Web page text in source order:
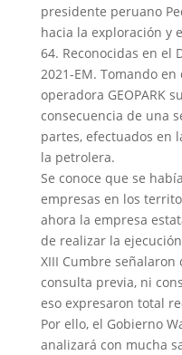
presidente peruano
hacia la exploración y
64. Reconocidas en el
2021-EM. Tomando
operadora GEOPARK
consecuencia de una
partes, efectuados en
la petrolera.
Se conoce que se
empresas en los
ahora la empresa
de realizar la
XIII Cumbre
consulta previa, ni
eso expresaron total
Por ello, el Gobierno
analizará con mucha